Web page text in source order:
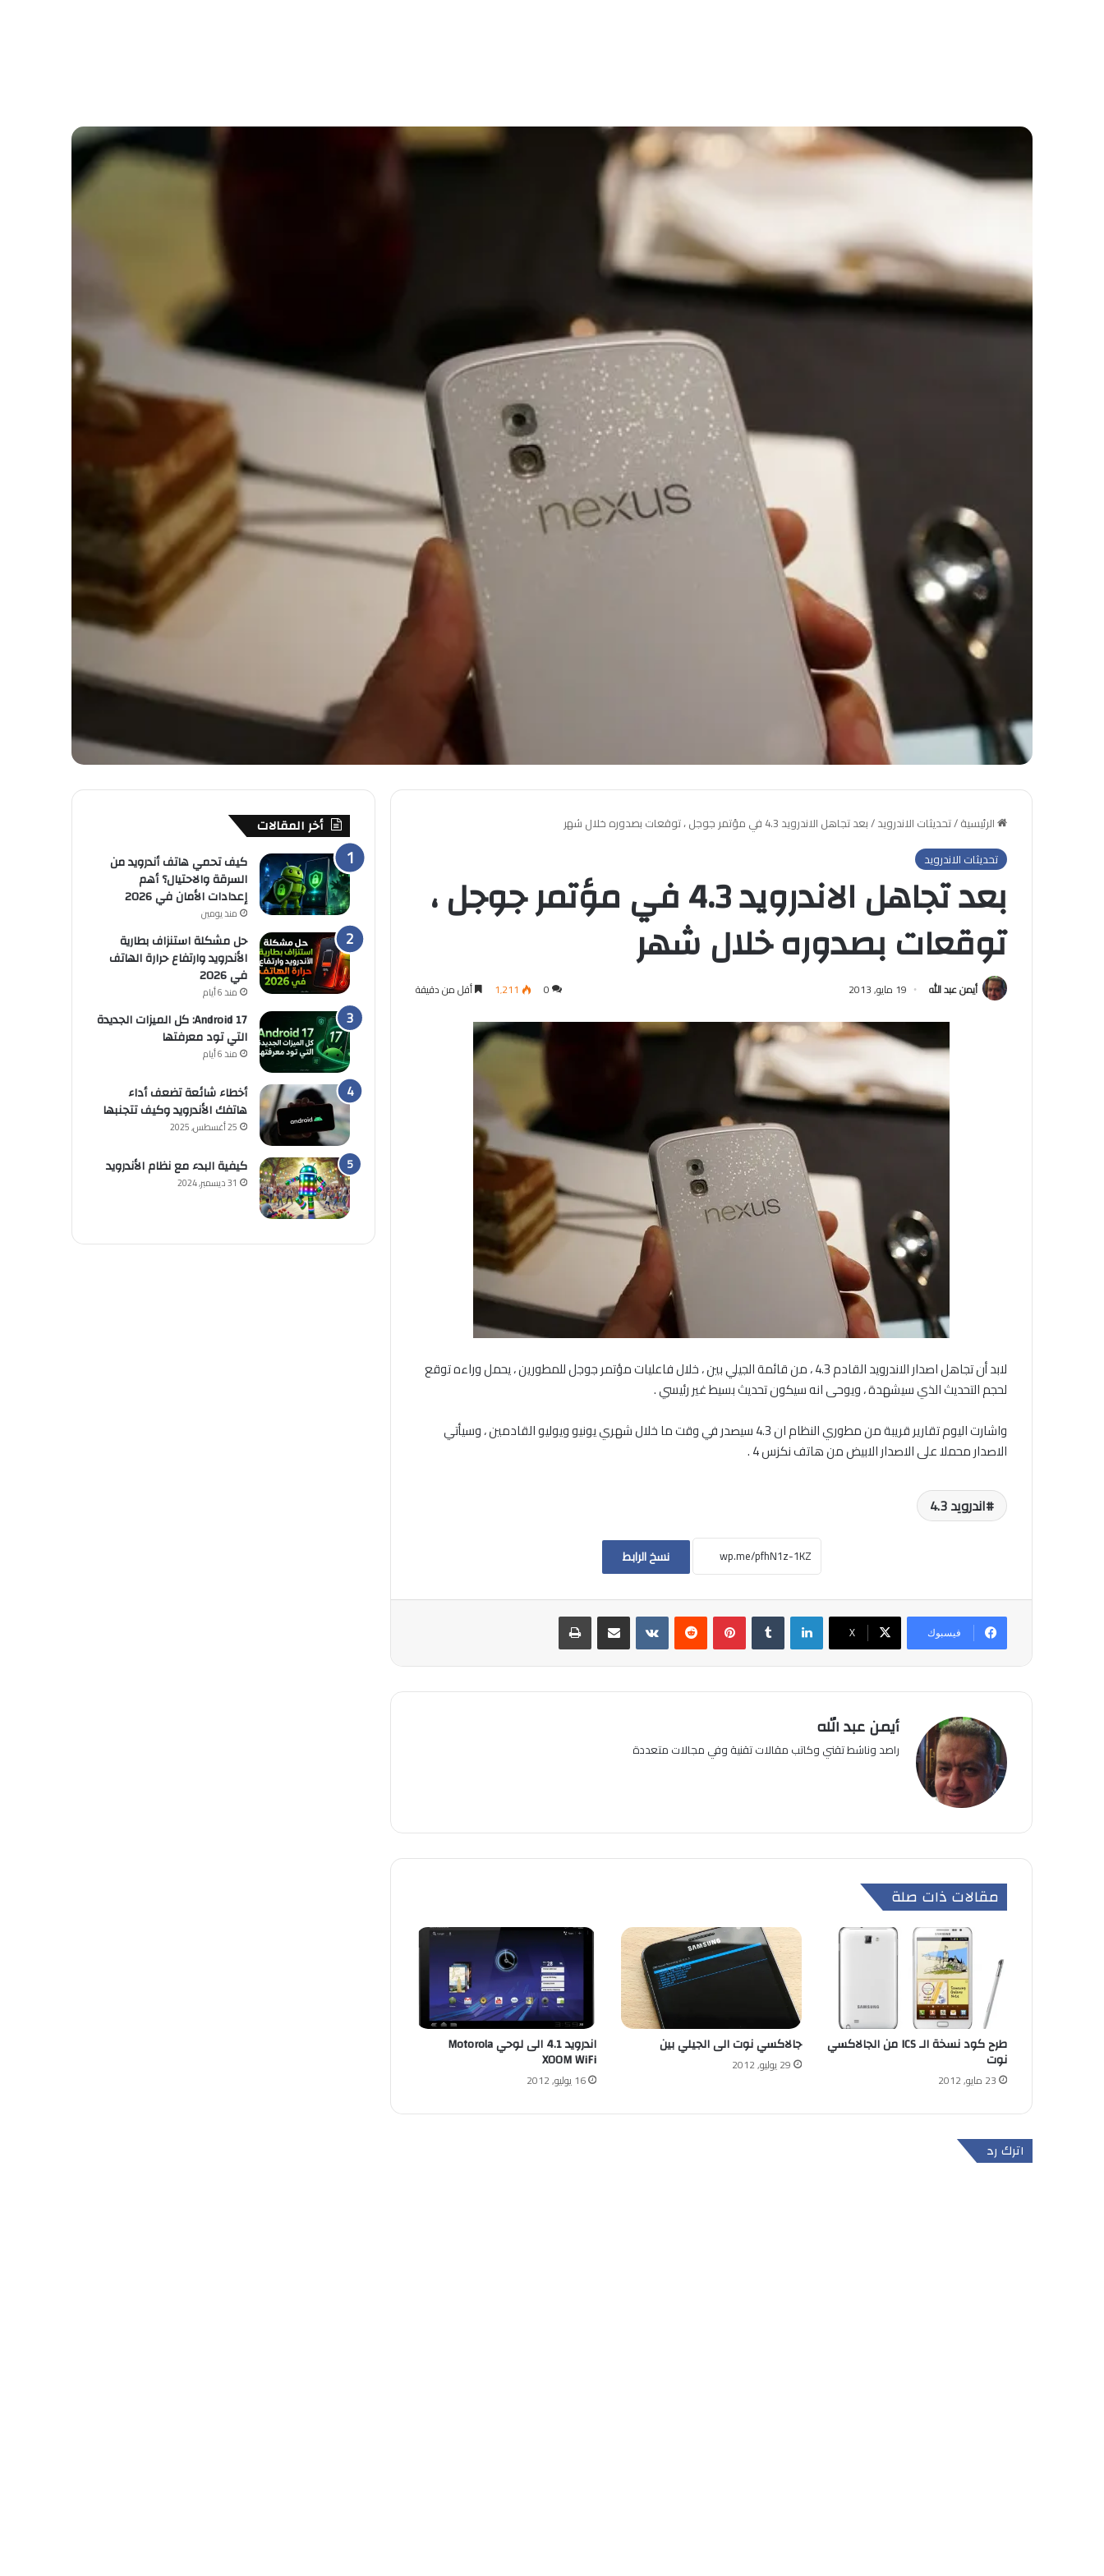
الرئيسية/تحديثات الاندرويد/بعد تجاهل الاندرويد 4.3 في مؤتمر جوجل ، توقعات بصدوره خلال شهر
تحديثات الاندرويد
بعد تجاهل الاندرويد 4.3 في مؤتمر جوجل ،
توقعات بصدوره خلال شهر
أيمن عبد الله 19 مايو, 2013 0 1٬211 أقل من دقيقة
لابد أن تجاهل اصدار الاندرويد القادم 4.3 ، من قائمة الجيلي بين ، خلال فاعليات مؤتمر جوجل للمطورين ، يحمل وراءه توقع
لحجم التحديث الذي سيشهدة ، ويوحى انه سيكون تحديث بسيط غير رئيسي .
واشارت اليوم تقارير قريبة من مطوري النظام ان 4.3 سيصدر في وقت ما خلال شهري يونيو ويوليو القادمين ، وسيأتي
الاصدار محملا على الاصدار الابيض من هاتف نكزس 4 .
اندرويد 4.3
نسخ الرابط
فيسبوك ‫X
لينكدإن بينتيريست مشاركة عبر البريد طباعة
أيمن عبد الله
راصد وناشط تقني وكاتب مقالات تقنية وفي مجالات متعددة
مقالات ذات صلة
طرح كود نسخة الـ ICS من الجالاكسي
نوت
23 مايو, 2012
جالاكسي نوت الى الجيلي بين
29 يوليو, 2012
اندرويد 4.1 الى لوحي Motorola
XOOM WiFi
16 يوليو, 2012
اترك رد
أخر المقالات
كيف تحمي هاتف أندرويد من
السرقة والاحتيال؟ أهم
إعدادات الأمان في 2026
منذ يومين
حل مشكلة استنزاف بطارية
الأندرويد وارتفاع حرارة الهاتف
في 2026
منذ 6 أيام
Android 17: كل الميزات الجديدة
التي تود معرفتها
منذ 6 أيام
أخطاء شائعة تضعف أداء
هاتفك الأندرويد وكيف تتجنبها
25 أغسطس, 2025
كيفية البدء مع نظام الأندرويد
31 ديسمبر, 2024